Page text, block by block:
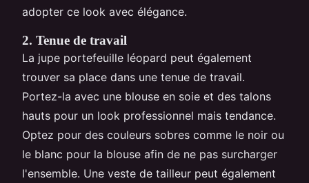
adopter ce look avec élégance.
2. Tenue de travail
La jupe portefeuille léopard peut également
trouver sa place dans une tenue de travail.
Portez-la avec une blouse en soie et des talons
hauts pour un look professionnel mais tendance.
Optez pour des couleurs sobres comme le noir ou
le blanc pour la blouse afin de ne pas surcharger
l'ensemble. Une veste de tailleur peut également